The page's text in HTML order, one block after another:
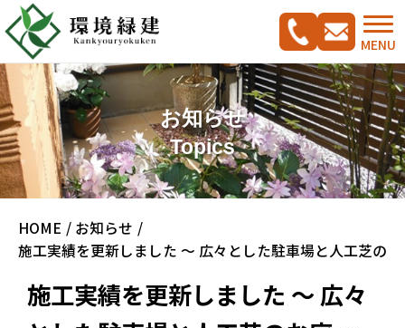
MENU
コンセプト
ガーデンリフォームをご検討の方へ
施工実績集
CADプラン集
お知らせ
Topics
HOME
お知らせ
施工実績を更新しました ～ 広々とした駐車場と人工芝の
施工実績を更新しました ～ 広々